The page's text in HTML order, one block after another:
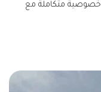
متكاملة مع